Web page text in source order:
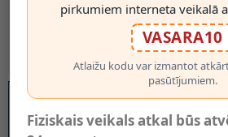
pirkumiem interneta veikalā
VASARA10
Atlaižu kodu var izmantot
pasūtījumiem.
Fiziskais veikals atkal būs